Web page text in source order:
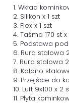
1. Wkład
2. Silikon x 1 szt
3. Flex x 1 szt
4. Taśma 170 st x
5. Podstawa pod
6. Rura stalowa
7. Rura stalowa
8. Kolano
9. Przejście do
10. Luft 9x100 x 2
11. Płyta